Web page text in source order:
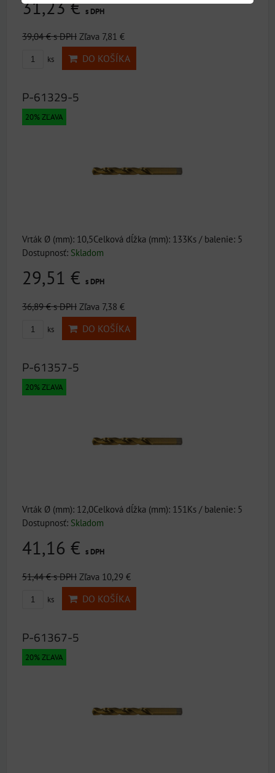
31,23 €s DPH
39,04 €s DPH Zľava 7,81 €
ks DO KOŠÍKA
P-61329-5
20% ZĽAVA
Vrták Ø (mm): 10,5Celková dĺžka (mm): 133Ks / balenie: 5
Dostupnosť: Skladom
29,51 € s DPH
36,89 €s DPH Zľava 7,38 €
ks DO KOŠÍKA
P-61357-5
20% ZĽAVA
Vrták Ø (mm): 12,0Celková dĺžka (mm): 151Ks / balenie: 5
Dostupnosť: Skladom
41,16 € s DPH
51,44 €s DPH Zľava 10,29 €
ks DO KOŠÍKA
P-61367-5
20% ZĽAVA